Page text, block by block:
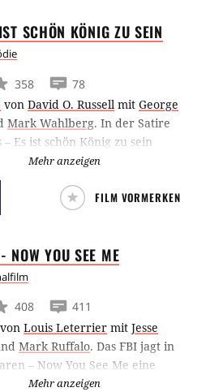
SCHÖN KÖNIG ZUSEIN
358
78
von David O. Russell mit George
Mark Wahlberg. In der Satire
Es ist schön König zu sein
Gruppe US-Soldaten um George
Ende des Golfkriegs einen
zu machen.
Mehr anzeigen
FILM VORMERKEN
NOW YOU SEE ME
408
411
Louis Leterrier mit Jesse
Mark Ruffalo. Das FBI jagt in
– Now You See Me eine
Illusionisten, die während ihrer
Mehr anzeigen